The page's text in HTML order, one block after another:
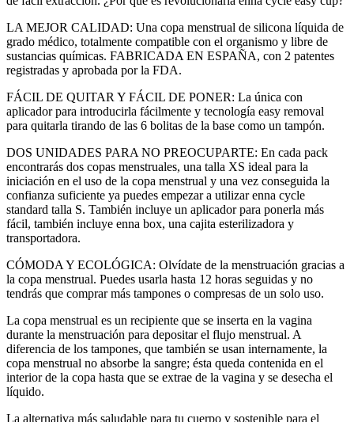
LA MEJOR CALIDAD: Una copa menstrual de silicona líquida de
grado médico, totalmente compatible con el organismo y libre de
sustancias químicas. FABRICADA EN ESPAÑA, con 2 patentes
registradas y aprobada por la FDA.
FÁCIL DE QUITAR Y FÁCIL DE PONER: La única con
aplicador para introducirla fácilmente y tecnología easy removal
para quitarla tirando de las 6 bolitas de la base como un tampón.
DOS UNIDADES PARA NO PREOCUPARTE: En cada pack
encontrarás dos copas menstruales, una talla XS ideal para la
iniciación en el uso de la copa menstrual y una vez conseguida la
confianza suficiente ya puedes empezar a utilizar enna cycle
standard talla S. También incluye un aplicador para ponerla más
fácil, también incluye enna box, una cajita esterilizadora y
transportadora.
CÓMODA Y ECOLÓGICA: Olvídate de la menstruación gracias a
la copa menstrual. Puedes usarla hasta 12 horas seguidas y no
tendrás que comprar más tampones o compresas de un solo uso.
La copa menstrual es un recipiente que se inserta en la vagina
durante la menstruación para depositar el flujo menstrual. A
diferencia de los tampones, que también se usan internamente, la
copa menstrual no absorbe la sangre; ésta queda contenida en el
interior de la copa hasta que se extrae de la vagina y se desecha el
líquido.
La alternativa más saludable para tu cuerpo y sostenible para el